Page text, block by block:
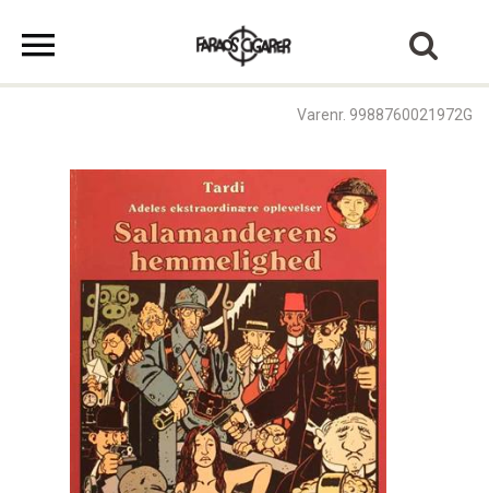
Varenr. 9988760021972G